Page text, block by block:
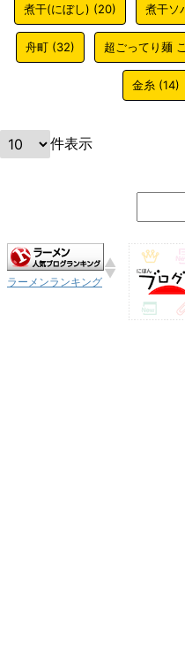
煮干(にぼし) (20) 煮干ソ
舟町(32) 超ごってり麺
金糸(14)
件表示
ラーメンランキング